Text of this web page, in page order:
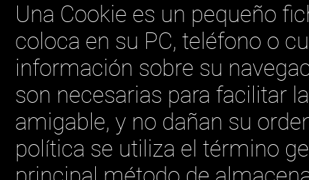
Una Cookie es un pequeño
coloca en su PC, teléfono o
información sobre su
son necesarias para facilitar
amigable, y no dañan su
política se utiliza el término